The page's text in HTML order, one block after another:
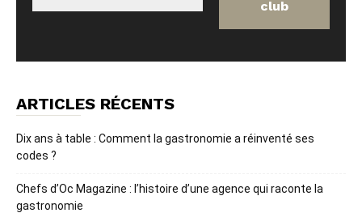
ARTICLES RÉCENTS
Dix ans à table : Comment la gastronomie a réinventé ses
codes ?
Chefs d’Oc Magazine : l’histoire d’une agence qui raconte la
gastronomie